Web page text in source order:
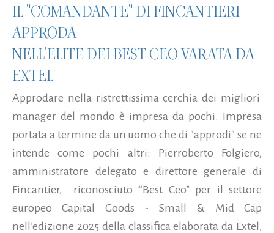
IL "COMANDANTE" DI FINCANTIERI
APPRODA
NELL'ELITE DEI BEST CEO VARATA DA
EXTEL
Approdare nella ristrettissima cerchia dei migliori
manager del mondo è impresa da pochi. Impresa
portata a termine da un uomo che di "approdi" se ne
intende come pochi altri: Pierroberto Folgiero,
amministratore delegato e direttore generale di
Fincantier, riconosciuto “Best Ceo” per il settore
europeo Capital Goods - Small & Mid Cap
nell’edizione 2025 della classifica elaborata da Extel,